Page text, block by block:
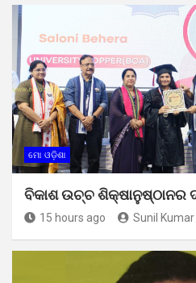
ମୋ ଓଡ଼ିଶା
ବିକାଶ ଉଚ୍ଚ ଶିକ୍ଷାନୁଷ୍ଠାନର
15 hours ago Sunil